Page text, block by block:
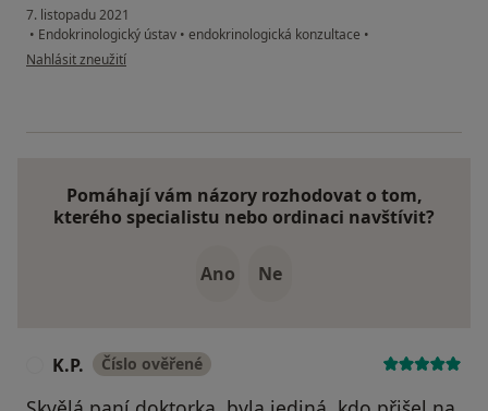
7. listopadu 2021
• Endokrinologický ústav • endokrinologická konzultace •
podle názoru uživatele E&P&M Štefkovi
Nahlásit zneužití
Pomáhají vám názory rozhodovat o tom,
kterého specialistu nebo ordinaci navštívit?
Ano Ne
K.P. Číslo ověřené